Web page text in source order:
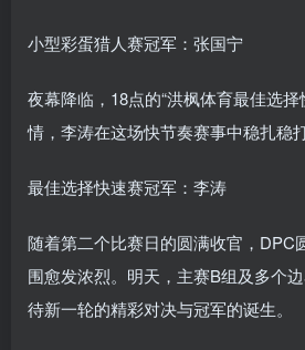
小型彩蛋猎人赛冠军：张国宁
夜幕降临，18点的“洪枫体育最佳选
情，李涛在这场快节奏赛事中稳扎稳
最佳选择快速赛冠军：李涛
随着第二个比赛日的圆满收官，DPC
围愈发浓烈。明天，主赛B组及多个
待新一轮的精彩对决与冠军的诞生。